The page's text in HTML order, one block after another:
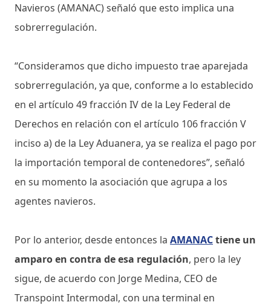
Navieros (AMANAC) señaló que esto implica una
sobrerregulación.
“Consideramos que dicho impuesto trae aparejada
sobrerregulación, ya que, conforme a lo establecido
en el artículo 49 fracción IV de la Ley Federal de
Derechos en relación con el artículo 106 fracción V
inciso a) de la Ley Aduanera, ya se realiza el pago por
la importación temporal de contenedores”, señaló
en su momento la asociación que agrupa a los
agentes navieros.
Por lo anterior, desde entonces la AMANACtiene un
amparo en contra de esa regulación, pero la ley
sigue, de acuerdo con Jorge Medina, CEO de
Transpoint Intermodal, con una terminal en